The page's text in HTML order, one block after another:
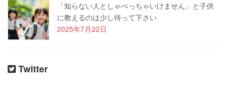
「知らない人としゃべっちゃいけません」と子供
に教えるのは少し待って下さい
2025年7月22日
Twitter